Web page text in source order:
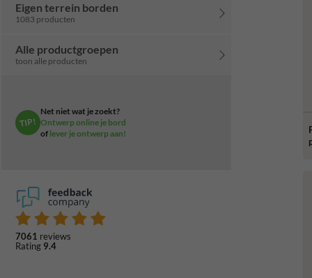
Eigen terrein borden
1083 producten
Alle productgroepen
toon alle producten
TIP!
Net niet wat je zoekt?
Ontwerp online je bord
of lever je ontwerp aan!
7061 reviews
Rating 9.4